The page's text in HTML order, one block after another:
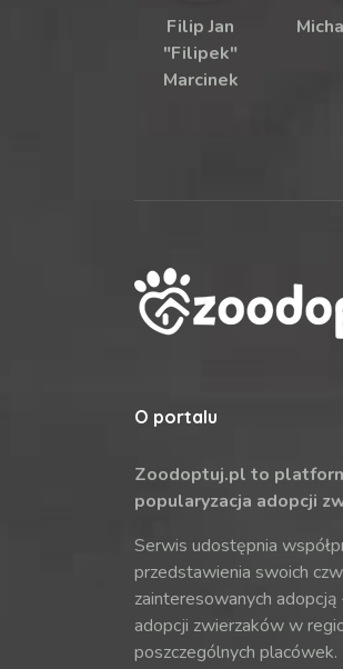
Filip Jan
"Filipek"
Marcinek
O portalu
Zoodoptuj.pl to
popularyzacja adopcji
Serwis udostępnia
przedstawienia swoich
zainteresowanych
adopcji zwierzaków w
poszczególnych placówek.